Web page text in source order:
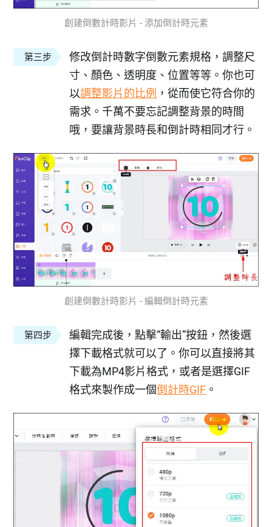
創建倒數計時影片 - 添加倒計時元素
第三步
修改倒計時數字倒數元素規格，調整尺
寸、顏色、透明度、位置等等。你也可
以調整影片的比例 ，從而使它符合你的
需求。千萬不要忘記調整背景的時間
哦，要讓背景時長和倒計時相同才行。
創建倒數計時影片 - 編輯倒計時元素
第四步
編輯完成後，點擊“輸出”按鈕，然後選
擇下載格式就可以了。你可以直接將其
下載為MP4影片格式，或者是選擇GIF
格式來製作成一個倒計時GIF 。